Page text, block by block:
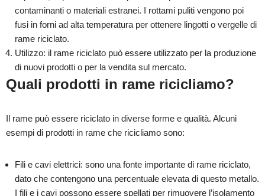
contaminanti o materiali estranei. I rottami puliti vengono poi
fusi in forni ad alta temperatura per ottenere lingotti o vergelle di
rame riciclato.
Utilizzo: il rame riciclato può essere utilizzato per la produzione
di nuovi prodotti o per la vendita sul mercato.
Quali prodotti in rame ricicliamo?
Il rame può essere riciclato in diverse forme e qualità. Alcuni
esempi di prodotti in rame che ricicliamo sono:
Fili e cavi elettrici: sono una fonte importante di rame riciclato,
dato che contengono una percentuale elevata di questo metallo.
I fili e i cavi possono essere spellati per rimuovere l’isolamento